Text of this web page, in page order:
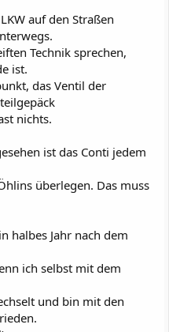
auf den Straßen
Technik sprechen,
ist.
das Ventil der
nichts.
ist das Conti jedem
überlegen. Das muss
halbes Jahr nach dem
ich selbst mit dem
und bin mit den